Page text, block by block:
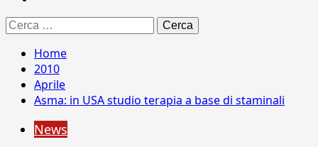
Ricerca
per:
Home
2010
Aprile
Asma: in USA studio terapia a base di staminali
News